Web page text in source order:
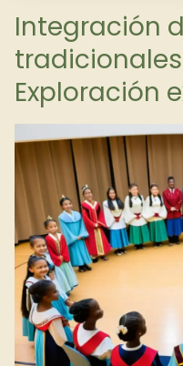
Integración
Exploración